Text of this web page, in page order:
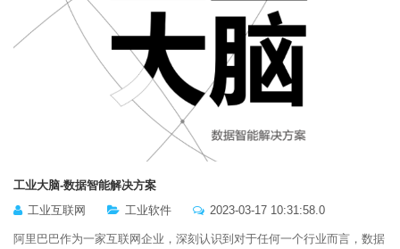
工业大脑-数据智能解决方案
工业互联网
工业软件 2023-03-17 10:31:58.0
阿里巴巴作为一家互联网企业，深刻认识到对于任何一个行业而言，数据